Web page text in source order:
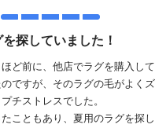
探していました！
ど前に、他店でラグを購入し
ですが、そのラグの毛がよく
チストレスでした。
こともあり、夏用のラグを探